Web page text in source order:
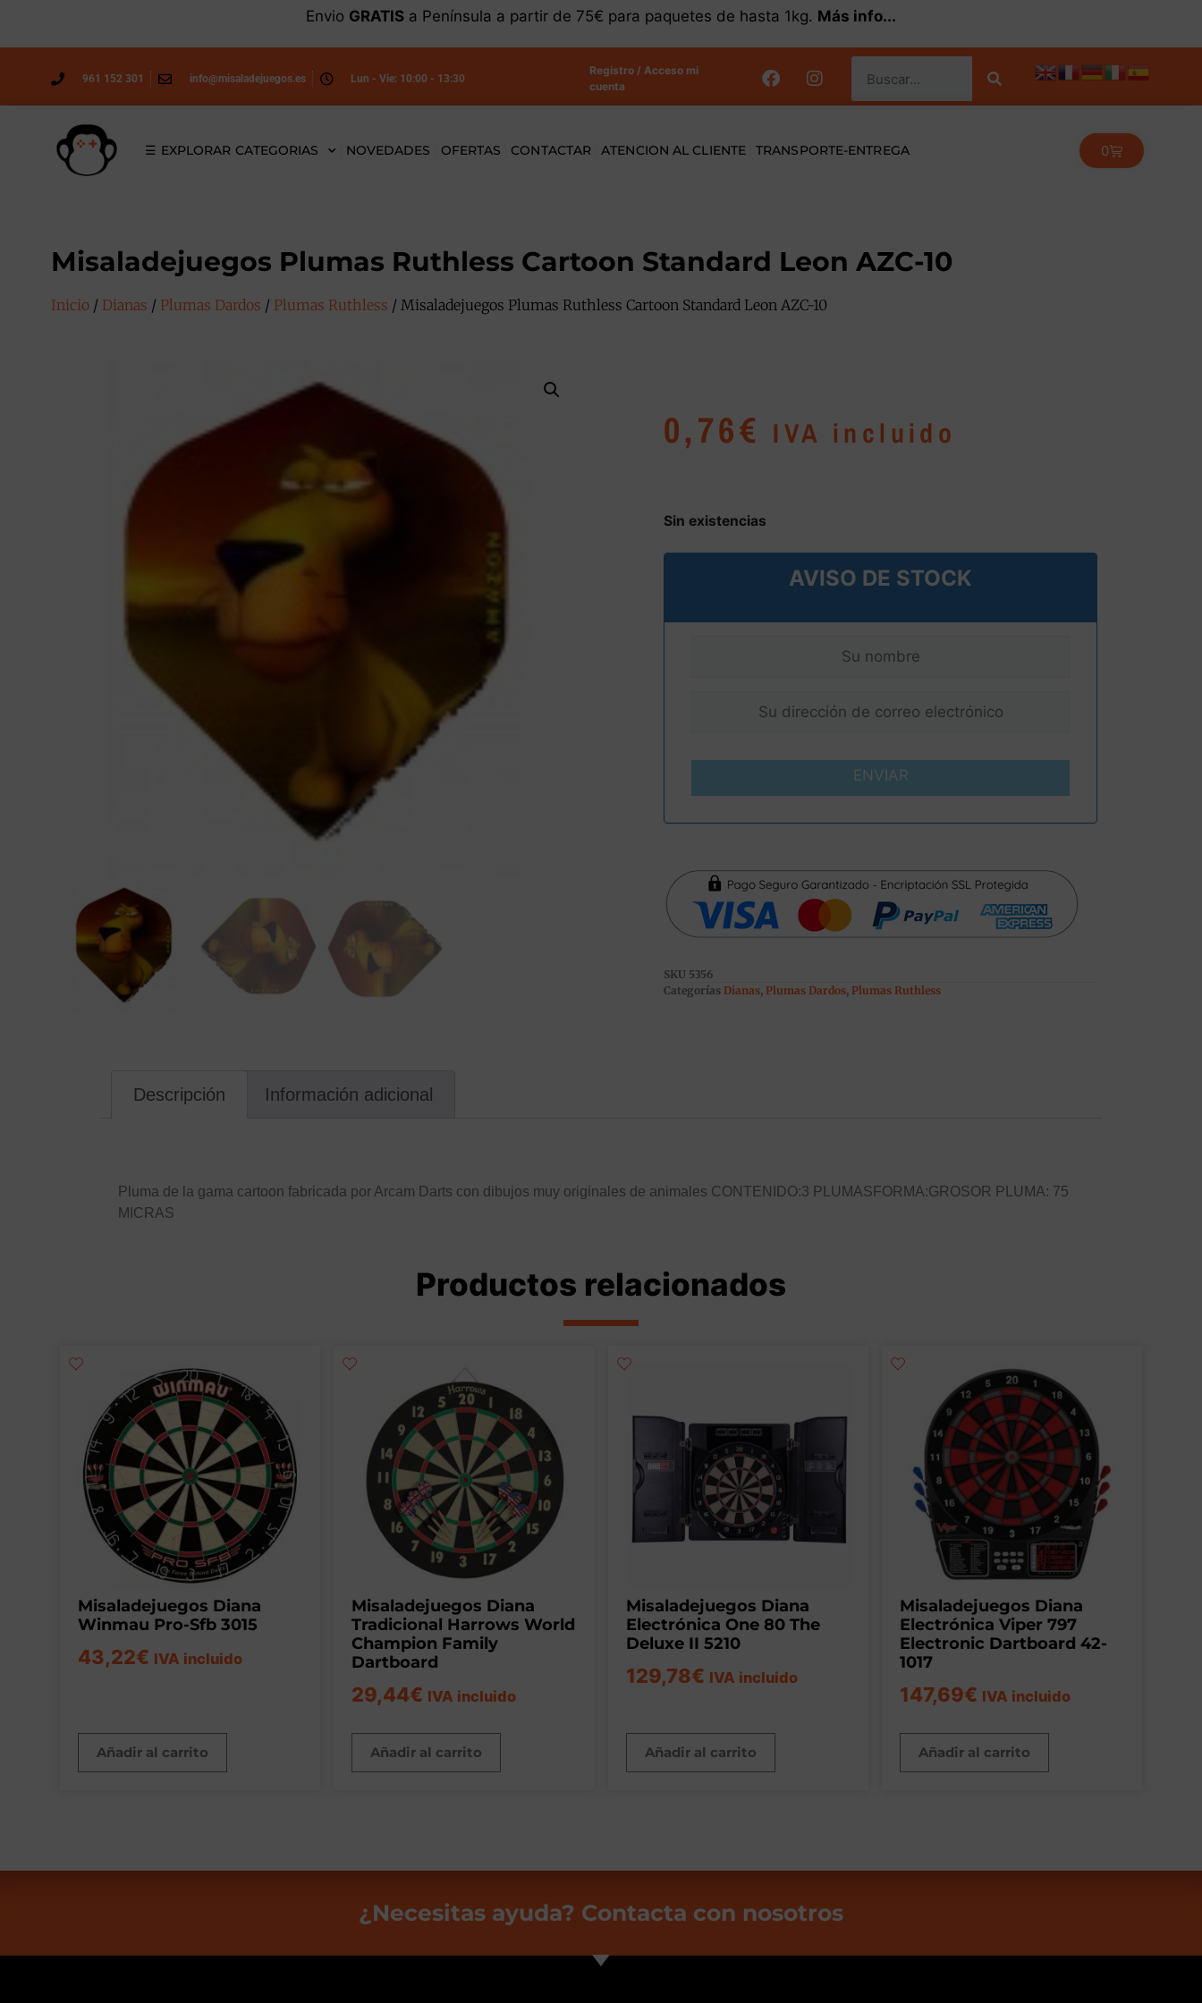
Envio GRATIS a Península a partir de 75€ para paquetes de hasta 1kg. Más info...
961 152 301 info@misaladejuegos.es Lun - Vie: 10:00 - 13:30
Registro / Acceso mi
cuenta
☰ EXPLORAR CATEGORIAS NOVEDADES OFERTAS CONTACTAR ATENCION AL CLIENTE TRANSPORTE-ENTREGA 0
Misaladejuegos Plumas Ruthless Cartoon Standard Leon AZC-10
Inicio / Dianas / Plumas Dardos / Plumas Ruthless / Misaladejuegos Plumas Ruthless Cartoon Standard Leon AZC-10
0,76€ IVA incluido
Sin existencias
AVISO DE STOCK
ENVIAR
SKU 5356
Categorías Dianas, Plumas Dardos, Plumas Ruthless
Descripción Información adicional
Pluma de la gama cartoon fabricada por Arcam Darts con dibujos muy originales de animales CONTENIDO:3 PLUMASFORMA:GROSOR PLUMA: 75
MICRAS
Productos relacionados
Misaladejuegos Diana
Winmau Pro-Sfb 3015
43,22€ IVA incluido
Añadir al carrito
Misaladejuegos Diana
Tradicional Harrows World
Champion Family
Dartboard
29,44€ IVA incluido
Añadir al carrito
Misaladejuegos Diana
Electrónica One 80 The
Deluxe II 5210
129,78€ IVA incluido
Añadir al carrito
Misaladejuegos Diana
Electrónica Viper 797
Electronic Dartboard 42-
1017
147,69€ IVA incluido
Añadir al carrito
¿Necesitas ayuda? Contacta con nosotros